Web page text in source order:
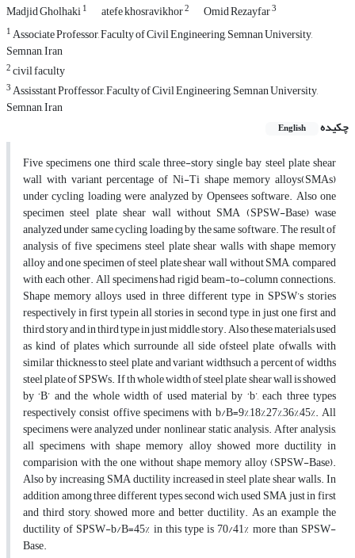
Madjid Gholhaki1 atefe khosravikhor2 Omid Rezayfar3
1Associate Professor, Faculty of Civil Engineering, Semnan University,
Semnan, Iran
2civil faculty
3Assisstant Proffessor, Faculty of Civil Engineering, Semnan University,
Semnan, Iran
چکیده
English
Five specimens one third scale three-story single bay steel plate shear
wall with variant percentage of Ni-Ti shape memory alloys(SMAs)
under cycling loading were analyzed by Opensees software. Also one
specimen steel plate shear wall without SMA (SPSW-Base) wase
analyzed under same cycling loading by the same software. The result of
analysis of five specimens steel plate shear walls with shape memory
alloy and one specimen of steel plate shear wall without SMA, compared
with each other. All specimens had rigid beam-to-column connections.
Shape memory alloys used in three different type in SPSW’s stories
respectively in first type,in all stories in second type, in just one first and
third story and in third type in just middle story. Also these materials used
as kind of plates which surrounde all side ofsteel plate ofwalls, with
similar thickness to steel plate and variant widthsuch a percent of widths
steel plate of SPSWs. If th whole width of steel plate shear wall is showed
by ‘B’ and the whole width of used material by ‘b’, each three types
respectively consist offive specimens with b/B=9%,18%,27%,36%,45%. All
specimens were analyzed under nonlinear static analysis. After analysis,
all specimens with shape memory alloy showed more ductility in
comparision with the one without shape memory alloy (SPSW-Base).
Also by increasing SMA ductility increased in steel plate shear walls. In
addition among three different types, second wich, used SMA just in first
and third story, showed more and better ductility. As an example the
ductility of SPSW-b/B=45% in this type is 70/41% more than SPSW-
Base.